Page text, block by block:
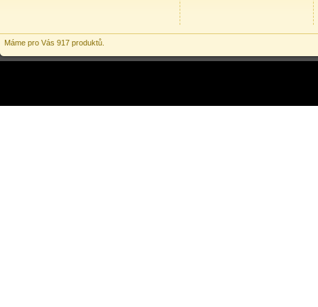
Máme pro Vás 917 produktů.